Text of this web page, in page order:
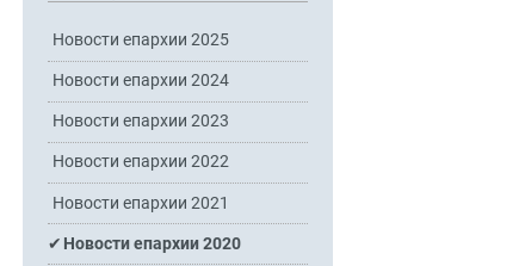
Новости епархии 2025
Новости епархии 2024
Новости епархии 2023
Новости епархии 2022
Новости епархии 2021
Новости епархии 2020